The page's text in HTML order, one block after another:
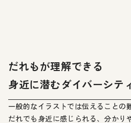
だれもが理解できる
身近に潜むダイバーシテ
一般的なイラストでは伝えることの
だれでも身近に感じられる、分かり